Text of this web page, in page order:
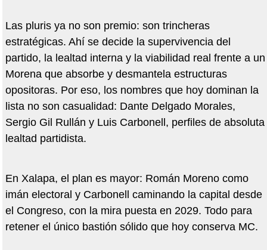
Las pluris ya no son premio: son trincheras
estratégicas. Ahí se decide la supervivencia del
partido, la lealtad interna y la viabilidad real frente a un
Morena que absorbe y desmantela estructuras
opositoras. Por eso, los nombres que hoy dominan la
lista no son casualidad: Dante Delgado Morales,
Sergio Gil Rullán y Luis Carbonell, perfiles de absoluta
lealtad partidista.
En Xalapa, el plan es mayor: Román Moreno como
imán electoral y Carbonell caminando la capital desde
el Congreso, con la mira puesta en 2029. Todo para
retener el único bastión sólido que hoy conserva MC.